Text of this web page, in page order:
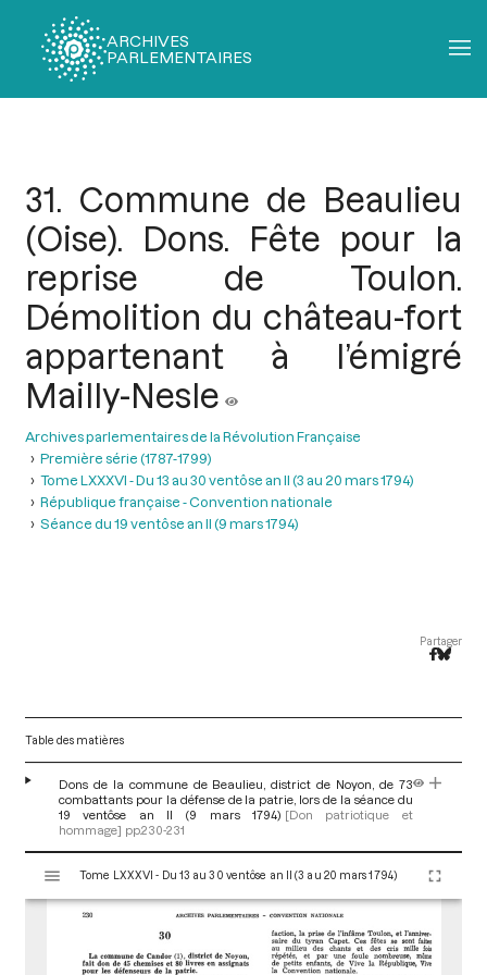
ARCHIVES
PARLEMENTAIRES
31. Commune de Beaulieu
(Oise). Dons. Fête pour la
reprise de Toulon.
Démolition du château-fort
appartenant à l’émigré
Mailly-Nesle
Archives parlementaires de la Révolution Française
Première série (1787-1799)
Tome LXXXVI - Du 13 au 30 ventôse an II (3 au 20 mars 1794)
République française - Convention nationale
Séance du 19 ventôse an II (9 mars 1794)
Partager
Table des matières
Dons de la commune de Beaulieu, district de Noyon, de 73
combattants pour la défense de la patrie, lors de la séance du
19 ventôse an II (9 mars 1794) [Don patriotique et
hommage] pp.230-231
s
Tome LXXXVI - Du 13 au 30 ventôse an II (3 au 20 mars 1794)